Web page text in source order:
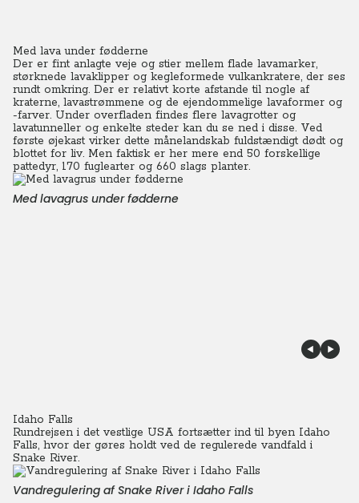
Med lava under fødderne
Der er fint anlagte veje og stier mellem flade lavamarker,
størknede lavaklipper og kegleformede vulkankratere, der ses
rundt omkring. Der er relativt korte afstande til nogle af
kraterne, lavastrømmene og de ejendommelige lavaformer og
-farver. Under overfladen findes flere lavagrotter og
lavatunneller og enkelte steder kan du se ned i disse. Ved
første øjekast virker dette månelandskab fuldstændigt dødt og
blottet for liv. Men faktisk er her mere end 50 forskellige
pattedyr, 170 fuglearter og 660 slags planter.
Med lavagrus under fødderne
Idaho Falls
Rundrejsen i det vestlige USA fortsætter ind til byen Idaho
Falls, hvor der gøres holdt ved de regulerede vandfald i
Snake River.
Vandregulering af Snake River i Idaho Falls